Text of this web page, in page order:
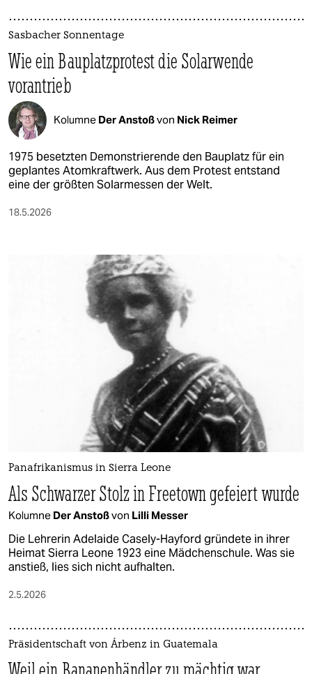
Sasbacher Sonnentage
Wie ein Bauplatzprotest die Solarwende
vorantrieb
Kolumne Der Anstoßvon Nick Reimer
1975 besetzten Demonstrierende den Bauplatz für ein
geplantes Atomkraftwerk. Aus dem Protest entstand
eine der größten Solarmessen der Welt.
18.5.2026
Panafrikanismus in Sierra Leone
Als Schwarzer Stolz in Freetown gefeiert wurde
Kolumne Der Anstoßvon Lilli Messer
Die Lehrerin Adelaide Casely-Hayford gründete in ihrer
Heimat Sierra Leone 1923 eine Mädchenschule. Was sie
anstieß, lies sich nicht aufhalten.
2.5.2026
Präsidentschaft von Árbenz in Guatemala